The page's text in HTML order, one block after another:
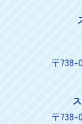
〒738-
〒738-